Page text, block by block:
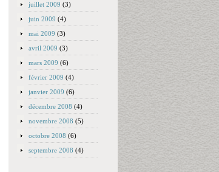
juillet 2009 (3)
juin 2009 (4)
mai 2009 (3)
avril 2009 (3)
mars 2009 (6)
février 2009 (4)
janvier 2009 (6)
décembre 2008 (4)
novembre 2008 (5)
octobre 2008 (6)
septembre 2008 (4)